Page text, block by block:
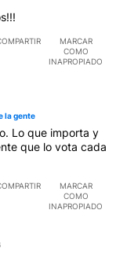
MARCAR
COMO
INAPROPIADO
la gente
Lo que importa y
que lo vota cada
MARCAR
COMO
INAPROPIADO